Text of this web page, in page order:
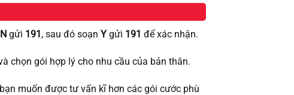
gửi 191, sau đó soạnYgửi 191 để xác nhận.
chọn gói hợp lý cho nhu cầu của bản thân.
muốn được tư vấn kĩ hơn các gói cước phù